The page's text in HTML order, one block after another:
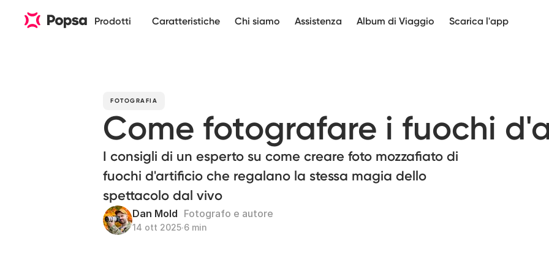
Prodotti Caratteristiche Chi siamo Assistenza Album di Viaggio Scarica l'app
FOTOGRAFIA
Come fotografare i fuochi
I consigli di un esperto su come creare foto mozzafiato di
fuochi d'artificio che regalano la stessa magia dello
spettacolo dal vivo
Dan Mold Fotografo e autore
14 ott 2025∙6 min